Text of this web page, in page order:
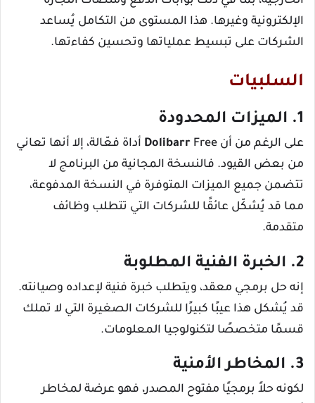
الإلكترونية وغيرها. هذا المستوى من التكامل يُساعد
الشركات على تبسيط عملياتها وتحسين كفاءتها.
السلبيات
1. الميزات المحدودة
على الرغم من أن Dolibarr Free أداة فعّالة، إلا أنها تعاني
من بعض القيود. فالنسخة المجانية من البرنامج لا
تتضمن جميع الميزات المتوفرة في النسخة المدفوعة،
مما قد يُشكّل عائقًا للشركات التي تتطلب وظائف
متقدمة.
2. الخبرة الفنية المطلوبة
إنه حل برمجي معقد، ويتطلب خبرة فنية لإعداده وصيانته.
قد يُشكل هذا عيبًا كبيرًا للشركات الصغيرة التي لا تملك
قسمًا متخصصًا لتكنولوجيا المعلومات.
3. المخاطر الأمنية
لكونه حلاً برمجيًا مفتوح المصدر، فهو عرضة لمخاطر